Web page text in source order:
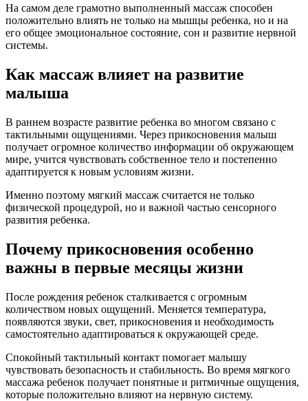
На самом деле грамотно выполненный массаж способен
положительно влиять не только на мышцы ребенка, но и на
его общее эмоциональное состояние, сон и развитие нервной
системы.
Как массаж влияет на развитие
малыша
В раннем возрасте развитие ребенка во многом связано с
тактильными ощущениями. Через прикосновения малыш
получает огромное количество информации об окружающем
мире, учится чувствовать собственное тело и постепенно
адаптируется к новым условиям жизни.
Именно поэтому мягкий массаж считается не только
физической процедурой, но и важной частью сенсорного
развития ребенка.
Почему прикосновения особенно
важны в первые месяцы жизни
После рождения ребенок сталкивается с огромным
количеством новых ощущений. Меняется температура,
появляются звуки, свет, прикосновения и необходимость
самостоятельно адаптироваться к окружающей среде.
Спокойный тактильный контакт помогает малышу
чувствовать безопасность и стабильность. Во время мягкого
массажа ребенок получает понятные и ритмичные ощущения,
которые положительно влияют на нервную систему.